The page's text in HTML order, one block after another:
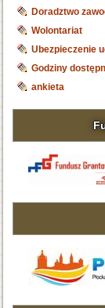
Doradztwo
Wolontariat
Ubezpieczenie
Godziny
ankieta